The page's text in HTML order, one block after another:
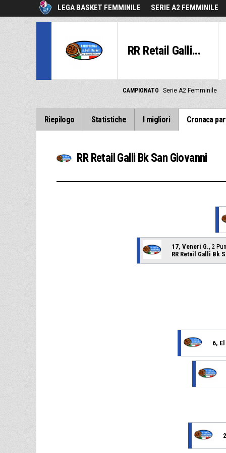
LEGA BASKET FEMMINILE SERIE A2 FEMMINILE
RR Retail Galli...
CAMPIONATO Serie A2 Femminile
Riepilogo Statistiche I migliori Cronaca
RR Retail Galli Bk San Giovanni
17, Veneri G. , 2
RR Retail Galli Bk
6,